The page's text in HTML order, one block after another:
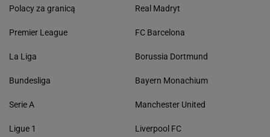
Polacy za granicą
Premier League
La Liga
Bundesliga
Serie A
Ligue 1
Real Madryt
FC Barcelona
Borussia Dortmund
Bayern Monachium
Manchester United
Liverpool FC